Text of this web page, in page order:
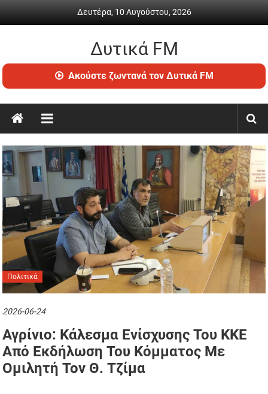
Δευτέρα, 10 Αυγούστου, 2026
Δυτικά FM
Ραδιόφωνο
•
ενημέρωση
Ακούστε ζωντανά τον Δυτικά FM
Πολιτικά
2026-06-24
Αγρίνιο: Κάλεσμα Ενίσχυσης Του ΚΚΕ
Από Εκδήλωση Του Κόμματος Με
Ομιλητή Τον Θ. Τζίμα